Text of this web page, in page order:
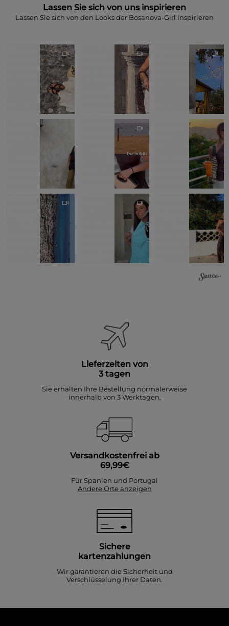
Lassen Sie sich von uns inspirieren
Lassen Sie sich von den Looks der Bosanova-Girl inspirieren
Lieferzeiten von
3 tagen
Sie erhalten Ihre Bestellung normalerweise
innerhalb von 3 Werktagen.
Versandkostenfrei ab
69,99€
Für Spanien und Portugal
Andere Orte anzeigen
Sichere
kartenzahlungen
Wir garantieren die Sicherheit und
Verschlüsselung Ihrer Daten.